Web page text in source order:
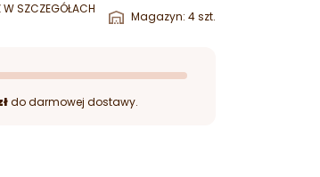
W SZCZEGÓŁACH
Magazyn: 4 szt.
do darmowej dostawy.